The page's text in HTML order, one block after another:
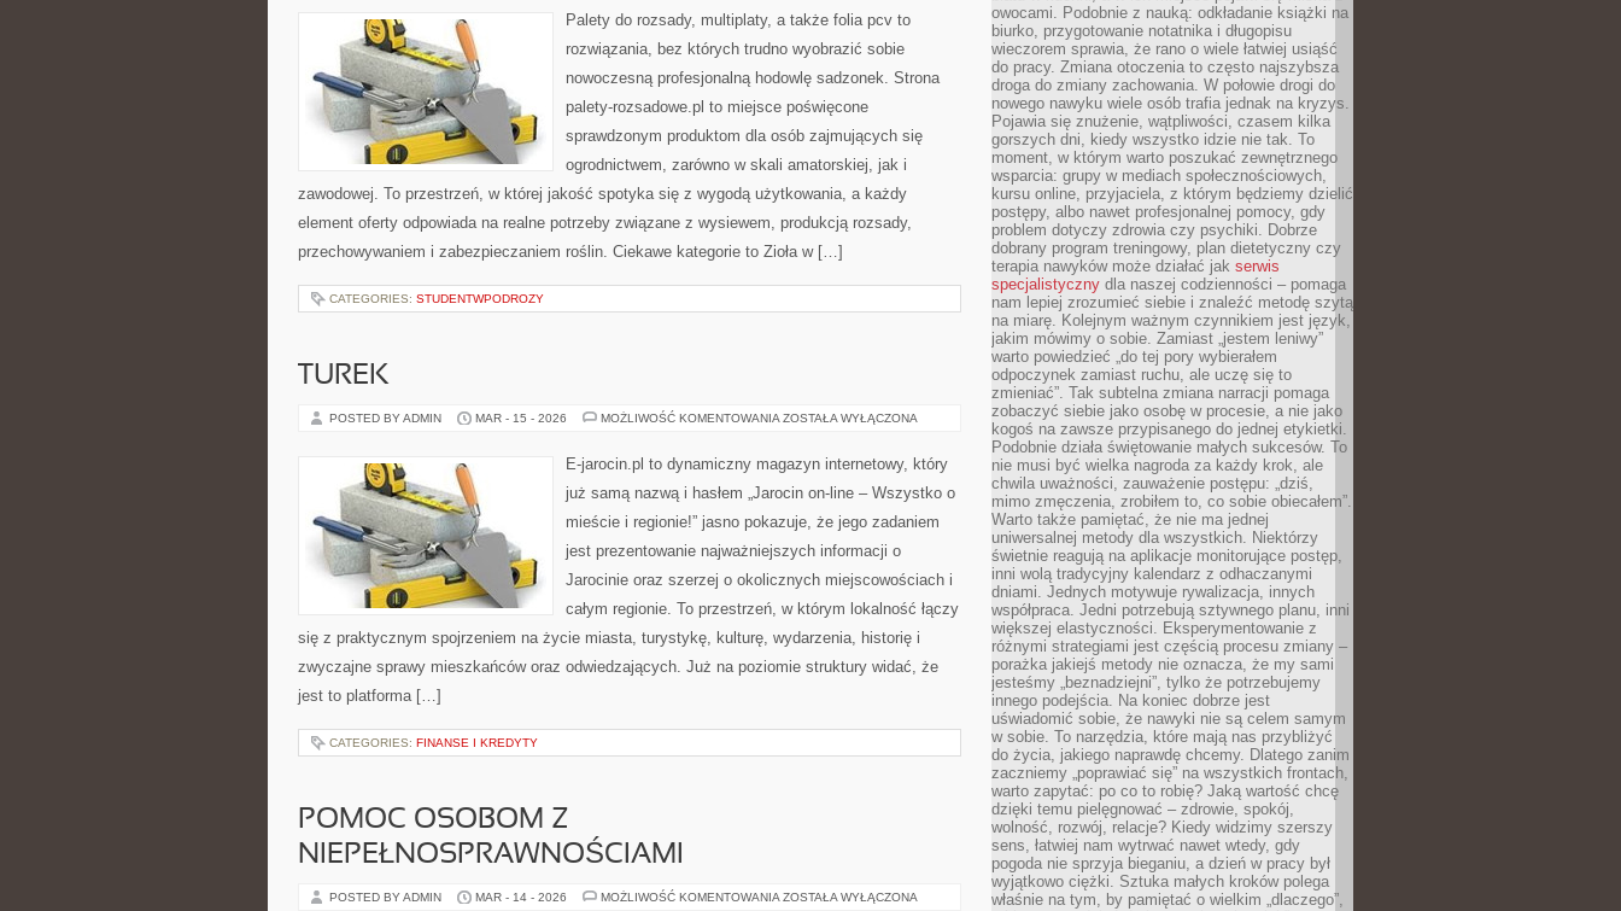
Palety do rozsady, multiplaty, a także folia pcv to
rozwiązania, bez których trudno wyobrazić sobie
nowoczesną profesjonalną hodowlę sadzonek. Strona
palety-rozsadowe.pl to miejsce poświęcone
sprawdzonym produktom dla osób zajmujących się
ogrodnictwem, zarówno w skali amatorskiej, jak i
zawodowej. To przestrzeń, w której jakość spotyka się z wygodą użytkowania, a każdy
element oferty odpowiada na realne potrzeby związane z wysiewem, produkcją rozsady,
przechowywaniem i zabezpieczaniem roślin. Ciekawe kategorie to Zioła w […]
CATEGORIES: STUDENTWPODROZY
TUREK
POSTED BY ADMIN MAR - 15 - 2026 MOŻLIWOŚĆ KOMENTOWANIA TUREK
ZOSTAŁA WYŁĄCZONA
E-jarocin.pl to dynamiczny magazyn internetowy, który
już samą nazwą i hasłem „Jarocin on-line – Wszystko o
mieście i regionie!” jasno pokazuje, że jego zadaniem
jest prezentowanie najważniejszych informacji o
Jarocinie oraz szerzej o okolicznych miejscowościach i
całym regionie. To przestrzeń, w którym lokalność łączy
się z praktycznym spojrzeniem na życie miasta, turystykę, kulturę, wydarzenia, historię i
zwyczajne sprawy mieszkańców oraz odwiedzających. Już na poziomie struktury widać, że
jest to platforma […]
CATEGORIES: FINANSE I KREDYTY
POMOC OSOBOM Z
NIEPEŁNOSPRAWNOŚCIAMI
POSTED BY ADMIN MAR - 14 - 2026 MOŻLIWOŚĆ KOMENTOWANIA POMOC
ZOSTAŁA WYŁĄCZONA
owocami. Podobnie z nauką: odkładanie książki na
biurko, przygotowanie notatnika i długopisu
wieczorem sprawia, że rano o wiele łatwiej usiąść
do pracy. Zmiana otoczenia to często najszybsza
droga do zmiany zachowania. W połowie drogi do
nowego nawyku wiele osób trafia jednak na kryzys.
Pojawia się znużenie, wątpliwości, czasem kilka
gorszych dni, kiedy wszystko idzie nie tak. To
moment, w którym warto poszukać zewnętrznego
wsparcia: grupy w mediach społecznościowych,
kursu online, przyjaciela, z którym będziemy dzielić
postępy, albo nawet profesjonalnej pomocy, gdy
problem dotyczy zdrowia czy psychiki. Dobrze
dobrany program treningowy, plan dietetyczny czy
terapia nawyków może działać jak serwis
specjalistyczny dla naszej codzienności – pomaga
nam lepiej zrozumieć siebie i znaleźć metodę szytą
na miarę. Kolejnym ważnym czynnikiem jest język,
jakim mówimy o sobie. Zamiast „jestem leniwy”
warto powiedzieć „do tej pory wybierałem
odpoczynek zamiast ruchu, ale uczę się to
zmieniać”. Tak subtelna zmiana narracji pomaga
zobaczyć siebie jako osobę w procesie, a nie jako
kogoś na zawsze przypisanego do jednej etykietki.
Podobnie działa świętowanie małych sukcesów. To
nie musi być wielka nagroda za każdy krok, ale
chwila uważności, zauważenie postępu: „dziś,
mimo zmęczenia, zrobiłem to, co sobie obiecałem”.
Warto także pamiętać, że nie ma jednej
uniwersalnej metody dla wszystkich. Niektórzy
świetnie reagują na aplikacje monitorujące postęp,
inni wolą tradycyjny kalendarz z odhaczanymi
dniami. Jednych motywuje rywalizacja, innych
współpraca. Jedni potrzebują sztywnego planu, inni
większej elastyczności. Eksperymentowanie z
różnymi strategiami jest częścią procesu zmiany –
porażka jakiejś metody nie oznacza, że my sami
jesteśmy „beznadziejni”, tylko że potrzebujemy
innego podejścia. Na koniec dobrze jest
uświadomić sobie, że nawyki nie są celem samym
w sobie. To narzędzia, które mają nas przybliżyć
do życia, jakiego naprawdę chcemy. Dlatego zanim
zaczniemy „poprawiać się” na wszystkich frontach,
warto zapytać: po co to robię? Jaką wartość chcę
dzięki temu pielęgnować – zdrowie, spokój,
wolność, rozwój, relacje? Kiedy widzimy szerszy
sens, łatwiej nam wytrwać nawet wtedy, gdy
pogoda nie sprzyja bieganiu, a dzień w pracy był
wyjątkowo ciężki. Sztuka małych kroków polega
właśnie na tym, by pamiętać o wielkim „dlaczego”,